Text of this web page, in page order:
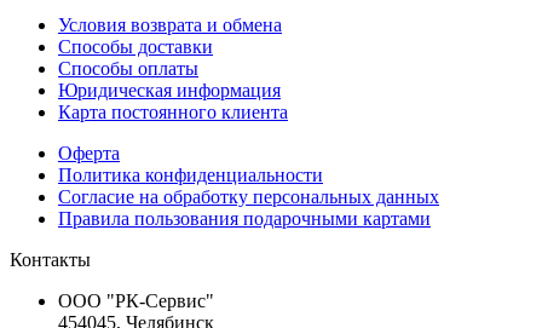
Условия возврата и обмена
Способы доставки
Способы оплаты
Юридическая информация
Карта постоянного клиента
Оферта
Политика конфиденциальности
Согласие на обработку персональных данных
Правила пользования подарочными картами
Контакты
ООО "РК-Сервис"
454045, Челябинск